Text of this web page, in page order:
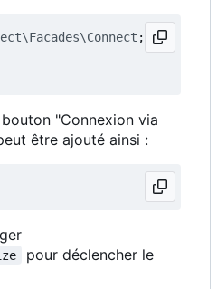
;
"Connexion via
être ajouté ainsi :
pour déclencher le